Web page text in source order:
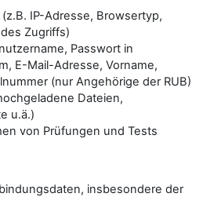
(z.B. IP-Adresse, Browsertyp,
Zugriffs)
Passwort in
E-Mail-Adresse, Vorname,
(nur Angehörige der RUB)
Dateien,
u.ä.)
von Prüfungen und Tests
insbesondere der